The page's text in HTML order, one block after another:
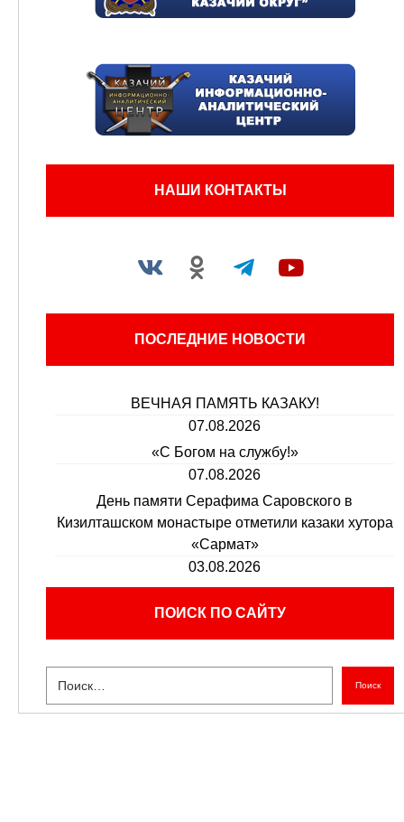
НАШИ КОНТАКТЫ
ПОСЛЕДНИЕ НОВОСТИ
ВЕЧНАЯ ПАМЯТЬ КАЗАКУ!
07.08.2026
«С Богом на службу!»
07.08.2026
День памяти Серафима Саровского в
Кизилташском монастыре отметили казаки хутора
«Сармат»
03.08.2026
ПОИСК ПО САЙТУ
Поиск